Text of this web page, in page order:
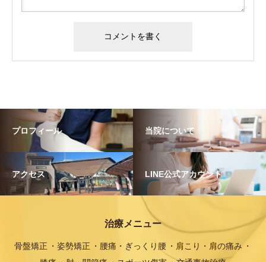
プロフィール 当院について
アクセス LINE公式アカウント
治療メニュー
骨盤矯正 姿勢矯正 腰痛・ぎっくり腰
肩こり・肩の痛み